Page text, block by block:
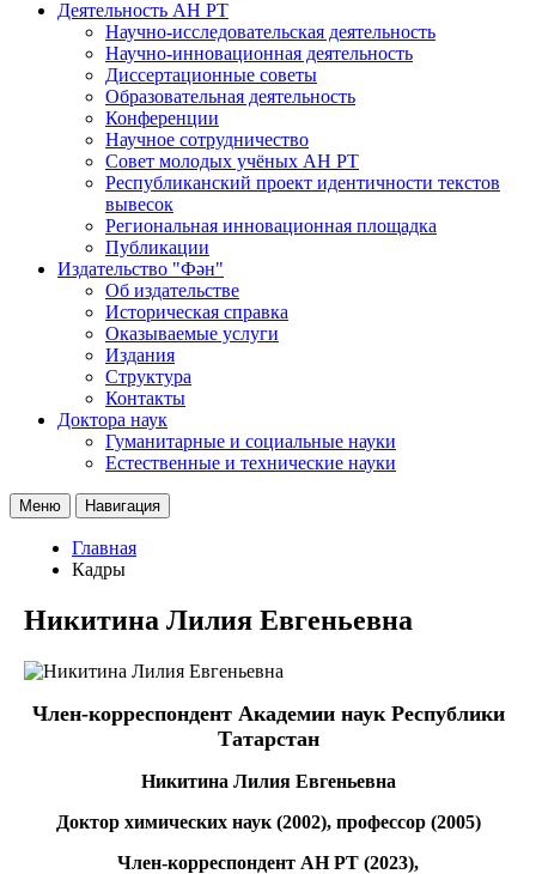
Деятельность АН РТ
Научно-исследовательская деятельность
Научно-инновационная деятельность
Диссертационные советы
Образовательная деятельность
Конференции
Научное сотрудничество
Совет молодых учёных АН РТ
Республиканский проект идентичности текстов
вывесок
Региональная инновационная площадка
Публикации
Издательство "Фән"
Об издательстве
Историческая справка
Оказываемые услуги
Издания
Структура
Контакты
Доктора наук
Гуманитарные и социальные науки
Естественные и технические науки
Меню Навигация
Главная
Кадры
Никитина Лилия Евгеньевна
Член-корреспондент Академии наук Республики
Татарстан
Никитина Лилия Евгеньевна
Доктор химических наук (2002), профессор (2005)
Член-корреспондент АН РТ (2023),